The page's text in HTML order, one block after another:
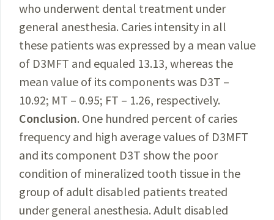
who underwent dental treatment under
general anesthesia. Caries intensity in all
these patients was expressed by a mean value
of D3MFT and equaled 13.13, whereas the
mean value of its components was D3T –
10.92; MT – 0.95; FT – 1.26, respectively.
Conclusion. One hundred percent of caries
frequency and high average values of D3MFT
and its component D3T show the poor
condition of mineralized tooth tissue in the
group of adult disabled patients treated
under general anesthesia. Adult disabled